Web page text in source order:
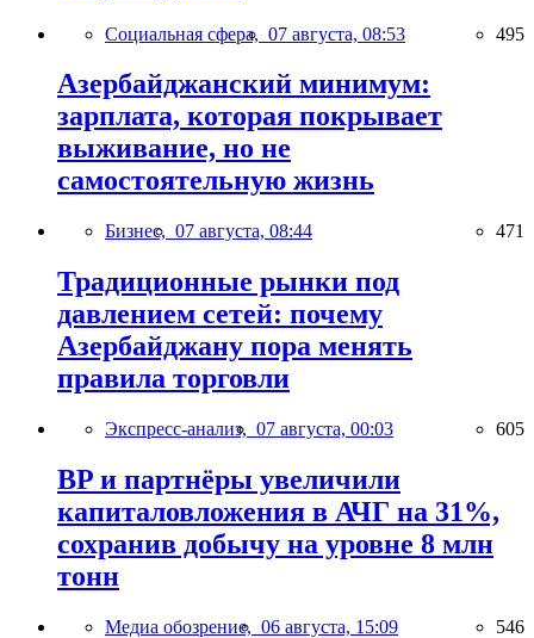
Социальная сфера, 07 августа, 08:53 495
Азербайджанский минимум:
зарплата, которая покрывает
выживание, но не
самостоятельную жизнь
Бизнес, 07 августа, 08:44 471
Традиционные рынки под
давлением сетей: почему
Азербайджану пора менять
правила торговли
Экспресс-анализ, 07 августа, 00:03 605
BP и партнёры увеличили
капиталовложения в АЧГ на 31%,
сохранив добычу на уровне 8 млн
тонн
Медиа обозрение, 06 августа, 15:09 546